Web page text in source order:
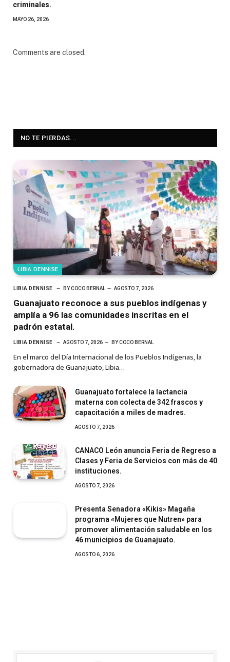
criminales.
MAYO 26, 2026
Comments are closed.
NO TE PIERDAS...
LIBIA DENNISE
LIBIA DENNISE BY COCO BERNAL AGOSTO 7, 2026
Guanajuato reconoce a sus pueblos indígenas y
amplía a 96 las comunidades inscritas en el
padrón estatal.
LIBIA DENNISE AGOSTO 7, 2026 BY COCO BERNAL
En el marco del Día Internacional de los Pueblos Indígenas, la
gobernadora de Guanajuato, Libia…
Guanajuato fortalece la lactancia
materna con colecta de 342 frascos y
capacitación a miles de madres.
AGOSTO 7, 2026
CANACO León anuncia Feria de Regreso a
Clases y Feria de Servicios con más de 40
instituciones.
AGOSTO 7, 2026
Presenta Senadora «Kikis» Magaña
programa «Mujeres que Nutren» para
promover alimentación saludable en los
46 municipios de Guanajuato.
AGOSTO 6, 2026